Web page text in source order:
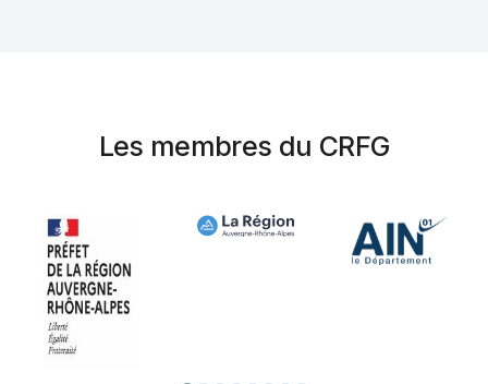
Les membres du CRFG